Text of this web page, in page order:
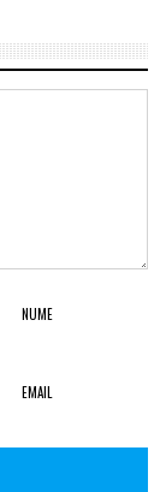
NUME
EMAIL